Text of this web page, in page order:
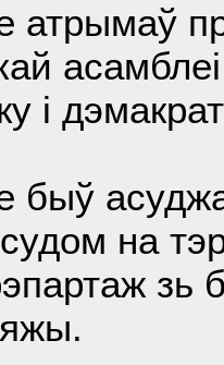
атрымаў
і
быў
на
зь